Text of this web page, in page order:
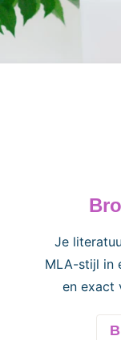
Je
MLA-stijl in
en exact